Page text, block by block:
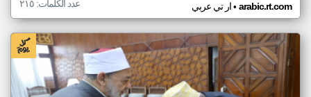
ار تي عربي• arabic.rt.com عدد الكلمات: ٢١٥